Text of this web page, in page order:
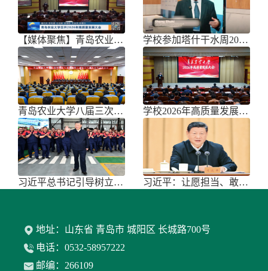
【媒体聚焦】青岛农业大学召开202 学校参加塔什干水周2026国际论坛
青岛农业大学八届三次双代会胜利召开 学校2026年高质量发展大会召开
习近平总书记引导树立和践行正确政绩 习近平：让愿担当、敢担当、善担当蔚
地址：山东省 青岛市 城阳区 长城路700号
电话：0532-58957222
邮编：266109